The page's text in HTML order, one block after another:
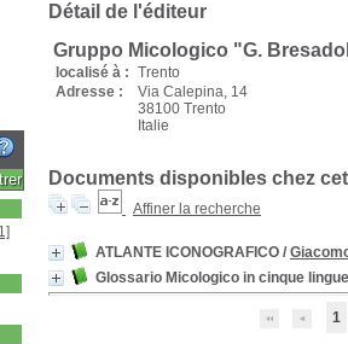
Détail de l'éditeur
Gruppo Micologico "G.
localisé à : Trento
Adresse :
Via Calepina, 14
38100 Trento
Italie
Documents disponibles chez
Affiner la recherche
ATLANTE ICONOGRAFICO /
Glossario Micologico in cinque
1